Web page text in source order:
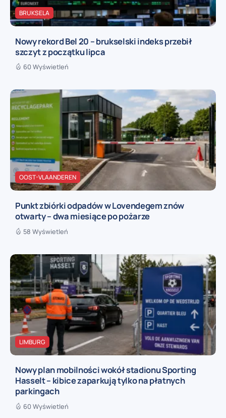
BRUKSELA
Nowy rekord Bel 20 – brukselski indeks przebił
szczyt z początku lipca
60 Wyświetleń
OOST-VLAANDEREN
Punkt zbiórki odpadów w Lovendegem znów
otwarty – dwa miesiące po pożarze
58 Wyświetleń
LIMBURG
Nowy plan mobilności wokół stadionu Sporting
Hasselt – kibice zaparkują tylko na płatnych
parkingach
60 Wyświetleń